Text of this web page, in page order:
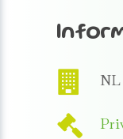
NL